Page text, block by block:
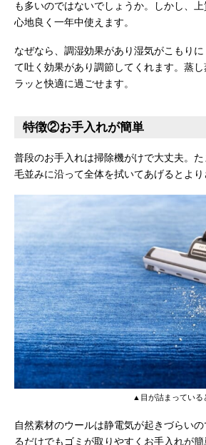
も多いのではないでしょうか。しかし、
心地良く一年中使えます。
なぜなら、調湿効果があり湿気がこもり
て吐く効果があり調節してくれます。蒸
ラッと快適に過ごせます。
特徴②お手入れが簡単
普段のお手入れは掃除機がけで大丈夫。
毛並みに沿って全体を拭いてあげるとより
▲目が詰まっている
自然素材のウールは静電気が起きづらい
るだけでもゴミが取りやすくお手入れが簡